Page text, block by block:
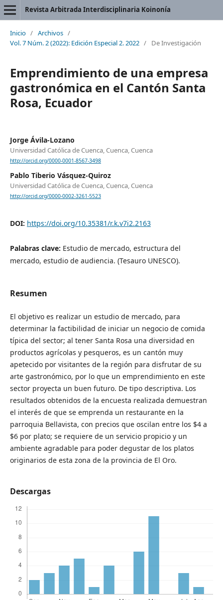
Revista Arbitrada Interdisciplinaria Koinonía
Inicio / Archivos /
Vol. 7 Núm. 2 (2022): Edición Especial 2. 2022 / De Investigación
Emprendimiento de una empresa
gastronómica en el Cantón Santa
Rosa, Ecuador
Jorge Ávila-Lozano
Universidad Católica de Cuenca, Cuenca, Cuenca
http://orcid.org/0000-0001-8567-3498
Pablo Tiberio Vásquez-Quiroz
Universidad Católica de Cuenca, Cuenca, Cuenca
http://orcid.org/0000-0002-3261-5523
DOI: https://doi.org/10.35381/r.k.v7i2.2163
Palabras clave: Estudio de mercado, estructura del
mercado, estudio de audiencia. (Tesauro UNESCO).
Resumen
El objetivo es realizar un estudio de mercado, para
determinar la factibilidad de iniciar un negocio de comida
típica del sector; al tener Santa Rosa una diversidad en
productos agrícolas y pesqueros, es un cantón muy
apetecido por visitantes de la región para disfrutar de su
arte gastronómico, por lo que un emprendimiento en este
sector proyecta un buen futuro. De tipo descriptiva. Los
resultados obtenidos de la encuesta realizada demuestran
el interés de que se emprenda un restaurante en la
parroquia Bellavista, con precios que oscilan entre los $4 a
$6 por plato; se requiere de un servicio propicio y un
ambiente agradable para poder degustar de los platos
originarios de esta zona de la provincia de El Oro.
Descargas